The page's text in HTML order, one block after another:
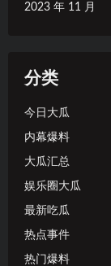
2023 年 11 月
分类
今日大瓜
内幕爆料
大瓜汇总
娱乐圈大瓜
最新吃瓜
热点事件
热门爆料